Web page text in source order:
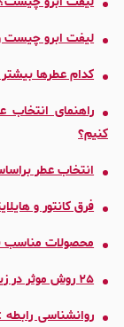
لیفت ابرو چیست
کدام عطرها
راهنمای
کنیم؟
انتخاب عطر
فرق کانتور و
محصولات مناسب
۲۵ روش موثر در زیبایی